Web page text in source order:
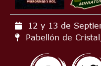
12 y 13 de
Pabellón de